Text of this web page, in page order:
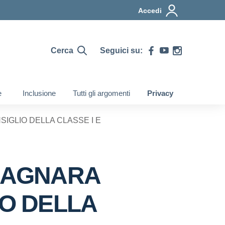
Accedi
Cerca Seguici su:
Inclusione Tutti gli argomenti Privacy
DELLA CLASSE I E
DELLA